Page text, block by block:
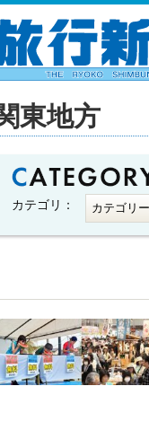
東地方
カテゴリ：